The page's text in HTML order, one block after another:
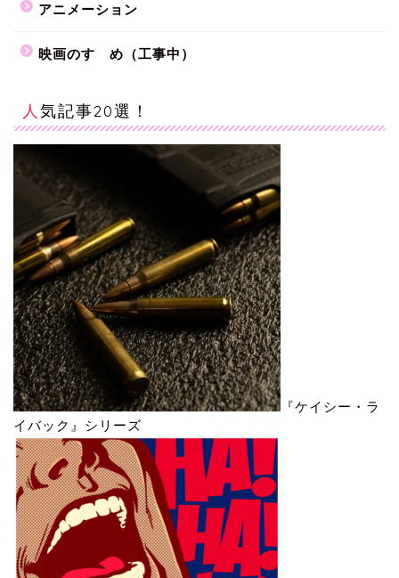
アニメーション
映画のすゝめ（工事中）
人気記事20選！
『ケイシー・ラ
イバック』シリーズ